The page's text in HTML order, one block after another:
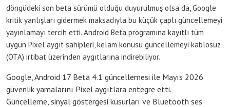
döngüdeki son beta sürümü olduğu duyurulmuş olsa da, Google
kritik yanlışları gidermek maksadıyla bu küçük çaplı güncellemeyi
yayınlamayı tercih etti. Android Beta programına kayıtlı tüm
uygun Pixel aygıt sahipleri, kelam konusu güncellemeyi kablosuz
(OTA) irtibat üzerinden aygıtlarına indirebiliyor.
Google, Android 17 Beta 4.1 güncellemesi ile Mayıs 2026
güvenlik yamalarını Pixel aygıtlara entegre etti.
Güncelleme, sinyal göstergesi kusurları ve Bluetooth ses